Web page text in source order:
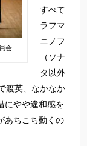
会
すべて
ラフマ
ニノフ
（ソナ
タ以外
渡英、なかなか
にやや違和感を
あちこち動くの